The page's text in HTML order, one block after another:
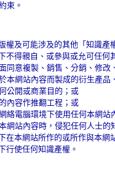
束。
權及可能涉及的其他「知識產
不得親自、或參與或允可任何
同意複製、銷售、分銷、修改
本網站內容而製成的衍生產品
公開或商業目的；或
內容作推翻工程；或
絡電腦環境下使用任何本網站
網站內容時，侵犯任何人士的
在本網站所作的或所作與本網
行使任何知識產權。